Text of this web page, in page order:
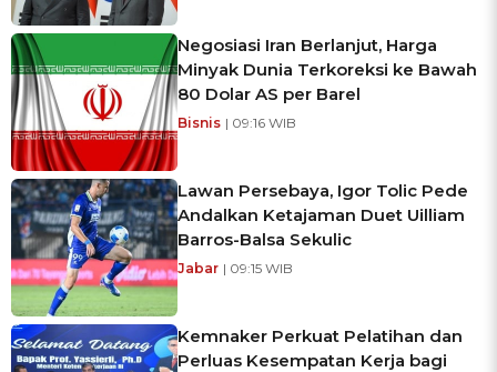
Negosiasi Iran Berlanjut, Harga
Minyak Dunia Terkoreksi ke Bawah
80 Dolar AS per Barel
Bisnis | 09:16 WIB
Lawan Persebaya, Igor Tolic Pede
Andalkan Ketajaman Duet Uilliam
Barros-Balsa Sekulic
Jabar | 09:15 WIB
Kemnaker Perkuat Pelatihan dan
Perluas Kesempatan Kerja bagi